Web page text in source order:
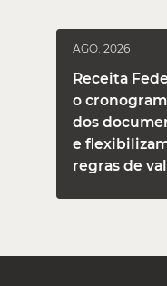
AGO. 2026
Receita
o
dos
e
regras de